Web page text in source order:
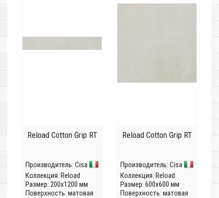
Reload Cotton Grip RT
Производитель: Cisa
Коллекция: Reload
Размер: 200x1200 мм
Поверхность: матовая
Reload Cotton Grip RT
Производитель: Cisa
Коллекция: Reload
Размер: 600x600 мм
Поверхность: матовая